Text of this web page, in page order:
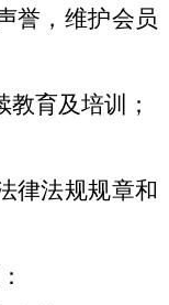
誉，维护会员
教育及培训；
律法规规章和